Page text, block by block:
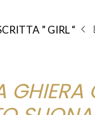
” GIRL “
GHIERA